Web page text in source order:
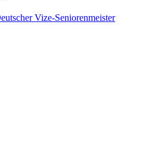
Vize-Seniorenmeister